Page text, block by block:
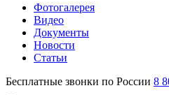
Фотогалерея
Видео
Документы
Новости
Статьи
Бесплатные звонки по России 8